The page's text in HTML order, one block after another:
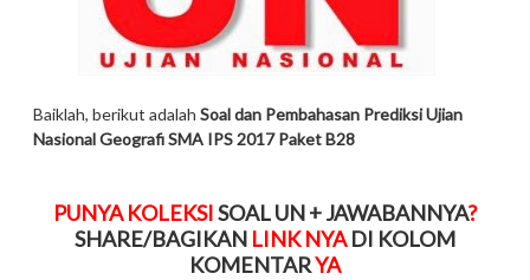
Baiklah, berikut adalah Soal dan Pembahasan Prediksi Ujian
Nasional Geografi SMA IPS 2017 Paket B28
PUNYA KOLEKSISOAL UN + JAWABANNYA?
SHARE/BAGIKAN LINK NYADI KOLOM
KOMENTARYA